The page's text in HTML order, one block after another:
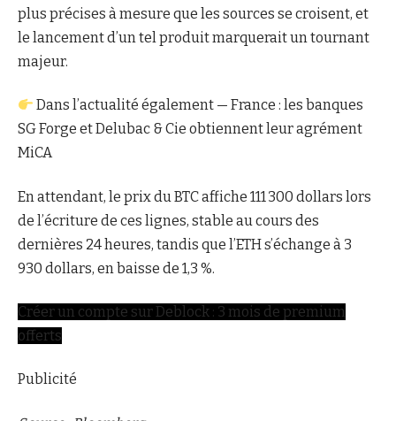
plus précises à mesure que les sources se croisent, et
le lancement d’un tel produit marquerait un tournant
majeur.
Dans l’actualité également — France : les banques
SG Forge et Delubac & Cie obtiennent leur agrément
MiCA
En attendant, le prix du BTC affiche 111 300 dollars lors
de l’écriture de ces lignes, stable au cours des
dernières 24 heures, tandis que l’ETH s’échange à 3
930 dollars, en baisse de 1,3 %.
Créer un compte sur Deblock : 3 mois de premium
offerts
Publicité